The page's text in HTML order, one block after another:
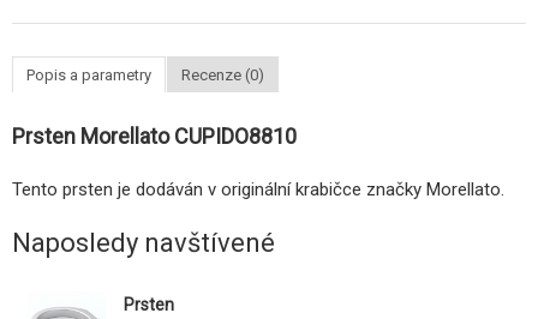
Popis a parametry Recenze (0)
Prsten Morellato CUPIDO8810
Tento prsten je dodáván v originální krabičce značky Morellato.
Naposledy navštívené
Prsten